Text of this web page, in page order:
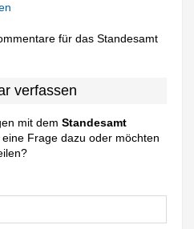
für das Standesamt
verfassen
mit demStandesamt
Frage dazu oder möchten